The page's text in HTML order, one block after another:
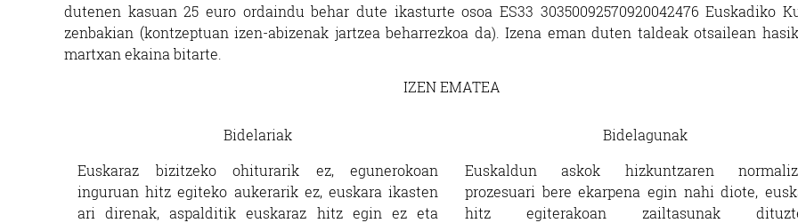
dutenen kasuan 25 euro ordaindu behar dute ikasturte osoa ES33 30350092570920042476 Euskadiko
zenbakian (kontzeptuan izen-abizenak jartzea beharrezkoa da). Izena eman duten taldeak otsailean
martxan ekaina bitarte.
IZEN EMATEA
Bidelariak
Euskaraz bizitzeko ohiturarik ez, egunerokoan
inguruan hitz egiteko aukerarik ez, euskara ikasten
ari direnak, aspalditik euskaraz hitz egin ez eta
Bidelagunak
Euskaldun askok hizkuntzaren
prozesuari bere ekarpena egin nahi diote,
hitz egiterakoan zailtasunak